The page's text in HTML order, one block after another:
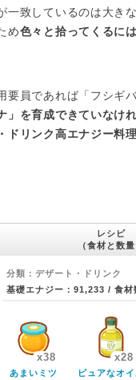
一致しているのは大き
め色々と拾ってくるに
要員であれば「フシギ
」を育成できていなけ
ドリンク高エナジー料
レシピ
（食材と数量
分類：デザート・ドリンク
基礎エナジー：91,233 / 食材
x38
あまいミツ
x28
ピュアなオ